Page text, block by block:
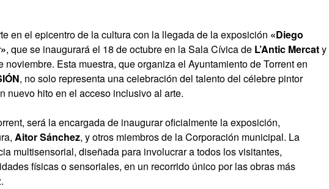
en el epicentro de la cultura con la llegada de la exposición «Diego
, que se inaugurará el 18 de octubre en la Sala Cívica de L’Antic Mercaty
Esta muestra, que organiza el Ayuntamiento de Torrent en
, no solo representa una celebración del talento del célebre pintor
nuevo hito en el acceso inclusivo al arte.
será la encargada de inaugurar oficialmente la exposición,
Aitor Sánchez, y otros miembros de la Corporación municipal. La
multisensorial, diseñada para involucrar a todos los visitantes,
físicas o sensoriales, en un recorrido único por las obras más